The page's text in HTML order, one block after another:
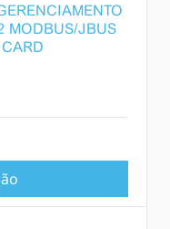
MODBUS/JBUS